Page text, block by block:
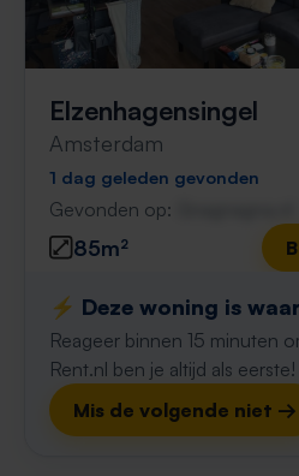
Elzenhagensingel
Amsterdam
1 dag geleden gevonden
Gevonden op:
85m²
⚡️ Deze woning is
Reageer binnen 15 minuten
Rent.nl ben je altijd als eerste!
Mis de volgende niet →